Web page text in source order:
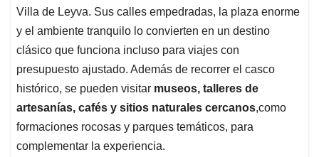
Villa de Leyva. Sus calles empedradas, la plaza enorme
y el ambiente tranquilo lo convierten en un destino
clásico que funciona incluso para viajes con
presupuesto ajustado. Además de recorrer el casco
histórico, se pueden visitar museos, talleres de
artesanías, cafés y sitios naturales cercanos,como
formaciones rocosas y parques temáticos, para
complementar la experiencia.